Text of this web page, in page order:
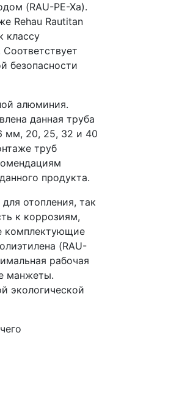
(RAU-PE-Xa).
Rehau Rautitan
классу
безопасности
алюминия.
данная труба
мм, 20, 25, 32 и 40
труб
продукта.
отопления, так
к коррозиям,
комплектующие
(RAU-
рабочая
манжеты.
экологической